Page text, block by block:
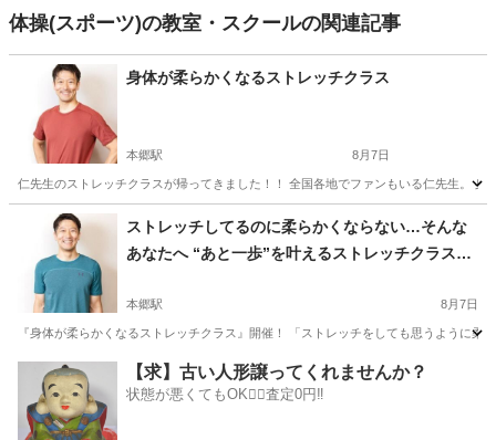
体操(スポーツ)の教室・スクールの関連記事
身体が柔らかくなるストレッチクラス
本郷駅 8月7日
仁先生のストレッチクラスが帰ってきました！！ 全国各地でファンもいる仁先生。
名古屋市 その他 ストレッチ
ストレッチしてるのに柔らかくならない…そんな
あなたへ “あと一歩”を叶えるストレッチクラス開
本郷駅 8月7日
『身体が柔らかくなるストレッチクラス』開催！ 「ストレッチをしても思うように
名古屋市 本郷駅 ヨガ ストレッチ
【求】古い人形譲ってくれませんか？
状態が悪くてもOK🙆‍♀️査定0円‼️